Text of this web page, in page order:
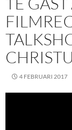
4 FEBRUARI 2017